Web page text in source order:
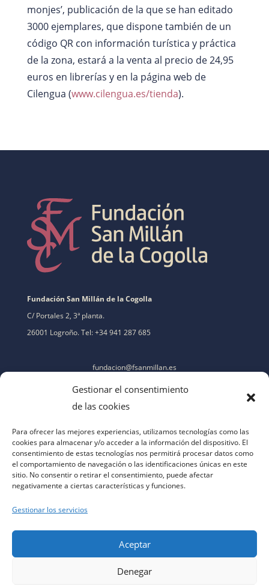
Gestionar el consentimiento
de las cookies
Para ofrecer las mejores experiencias, utilizamos tecnologías como las
cookies para almacenar y/o acceder a la información del dispositivo. El
consentimiento de estas tecnologías nos permitirá procesar datos como
el comportamiento de navegación o las identificaciones únicas en este
sitio. No consentir o retirar el consentimiento, puede afectar
negativamente a ciertas características y funciones.
Gestionar los servicios
Aceptar
Denegar
monjes’, publicación de la que se han editado
3000 ejemplares, que dispone también de un
código QR con información turística y práctica
de la zona, estará a la venta al precio de 24,95
euros en librerías y en la página web de
Cilengua (www.cilengua.es/tienda).
Fundación San Millán de la Cogolla
C/ Portales 2, 3ª planta.
26001 Logroño. Tel: +34 941 287 685
fundacion@fsanmillan.es
política de privacidad|política de cookies